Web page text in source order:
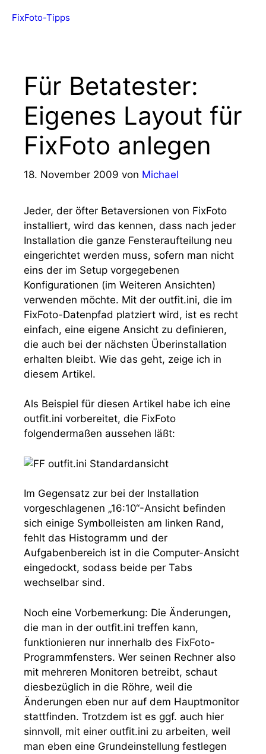
InhaltFixFoto-Tipps
Für Betatester:
Eigenes Layout für
FixFoto anlegen
18. November 2009 von Michael
Jeder, der öfter Betaversionen von FixFoto
installiert, wird das kennen, dass nach jeder
Installation die ganze Fensteraufteilung neu
eingerichtet werden muss, sofern man nicht
eins der im Setup vorgegebenen
Konfigurationen (im Weiteren Ansichten)
verwenden möchte. Mit der outfit.ini, die im
FixFoto-Datenpfad platziert wird, ist es recht
einfach, eine eigene Ansicht zu definieren,
die auch bei der nächsten Überinstallation
erhalten bleibt. Wie das geht, zeige ich in
diesem Artikel.
Als Beispiel für diesen Artikel habe ich eine
outfit.ini vorbereitet, die FixFoto
folgendermaßen aussehen läßt:
Im Gegensatz zur bei der Installation
vorgeschlagenen „16:10“-Ansicht befinden
sich einige Symbolleisten am linken Rand,
fehlt das Histogramm und der
Aufgabenbereich ist in die Computer-Ansicht
eingedockt, sodass beide per Tabs
wechselbar sind.
Noch eine Vorbemerkung: Die Änderungen,
die man in der outfit.ini treffen kann,
funktionieren nur innerhalb des FixFoto-
Programmfensters. Wer seinen Rechner also
mit mehreren Monitoren betreibt, schaut
diesbezüglich in die Röhre, weil die
Änderungen eben nur auf dem Hauptmonitor
stattfinden. Trotzdem ist es ggf. auch hier
sinnvoll, mit einer outfit.ini zu arbeiten, weil
man eben eine Grundeinstellung festlegen